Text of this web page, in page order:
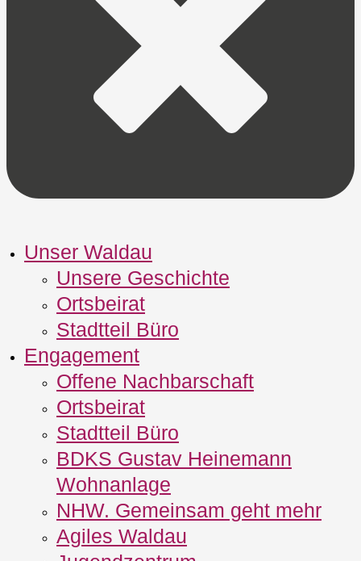
Unser Waldau
Unsere Geschichte
Ortsbeirat
Stadtteil Büro
Engagement
Offene Nachbarschaft
Ortsbeirat
Stadtteil Büro
BDKS Gustav Heinemann
Wohnanlage
NHW. Gemeinsam geht mehr
Agiles Waldau